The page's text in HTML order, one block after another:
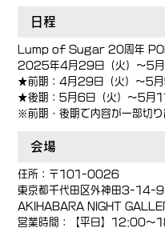
日程
Lump of Sugar 20周年
2025年4月29日（火）～5月
★前期：4月29日（火）～5月
★後期：5月6日（火）～5月
※前期・後期で内容が一部切り
会場
住所：〒101-0026
東京都千代田区外神田3-14-
AKIHABARA NIGHT
営業時間：【平日】12:00～